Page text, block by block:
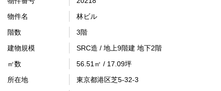
物件名
林ビル
階数
3階
建物規模
SRC造 / 地上9階建 地下2階
㎡数
56.51㎡ / 17.09坪
所在地
東京都港区芝5-32-3